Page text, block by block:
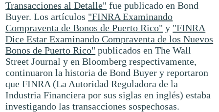
Transacciones al Detalle" fue publicado en Bond
Buyer. Los artículos "FINRA Examinando
Compraventa de Bonos de Puerto Rico" y "FINRA
Dice Estar Examinando Compraventa de los Nuevos
Bonos de Puerto Rico" publicados en The Wall
Street Journal y en Bloomberg respectivamente,
continuaron la historia de Bond Buyer y reportaron
que FINRA (La Autoridad Reguladora de la
Industria Financiera por sus siglas en inglés) estaba
investigando las transacciones sospechosas.